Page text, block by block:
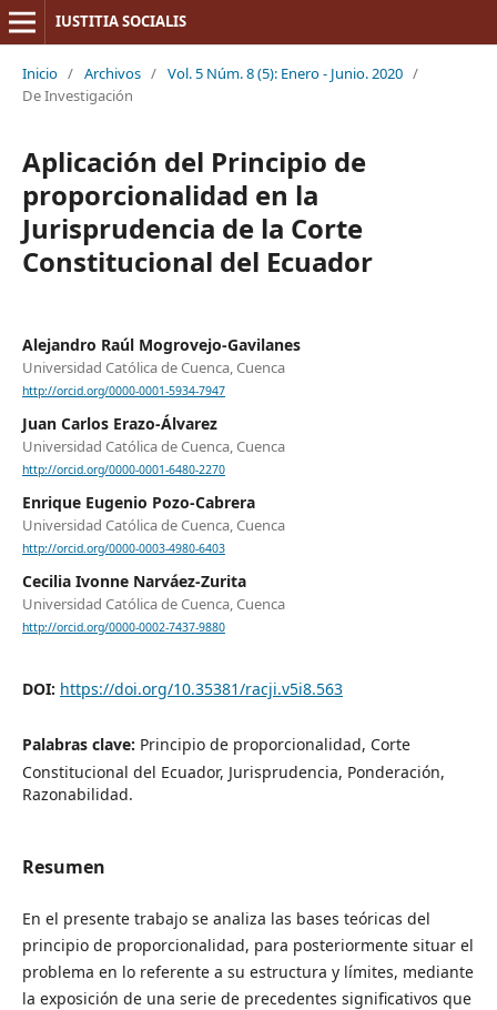
IUSTITIA SOCIALIS
Inicio / Archivos / Vol. 5 Núm. 8 (5): Enero - Junio. 2020 /
De Investigación
Aplicación del Principio de
proporcionalidad en la
Jurisprudencia de la Corte
Constitucional del Ecuador
Alejandro Raúl Mogrovejo-Gavilanes
Universidad Católica de Cuenca, Cuenca
http://orcid.org/0000-0001-5934-7947
Juan Carlos Erazo-Álvarez
Universidad Católica de Cuenca, Cuenca
http://orcid.org/0000-0001-6480-2270
Enrique Eugenio Pozo-Cabrera
Universidad Católica de Cuenca, Cuenca
http://orcid.org/0000-0003-4980-6403
Cecilia Ivonne Narváez-Zurita
Universidad Católica de Cuenca, Cuenca
http://orcid.org/0000-0002-7437-9880
DOI: https://doi.org/10.35381/racji.v5i8.563
Palabras clave: Principio de proporcionalidad, Corte
Constitucional del Ecuador, Jurisprudencia, Ponderación,
Razonabilidad.
Resumen
En el presente trabajo se analiza las bases teóricas del
principio de proporcionalidad, para posteriormente situar el
problema en lo referente a su estructura y límites, mediante
la exposición de una serie de precedentes significativos que